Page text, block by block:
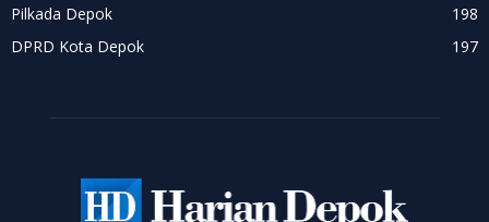
Pilkada Depok
198
DPRD Kota Depok
197